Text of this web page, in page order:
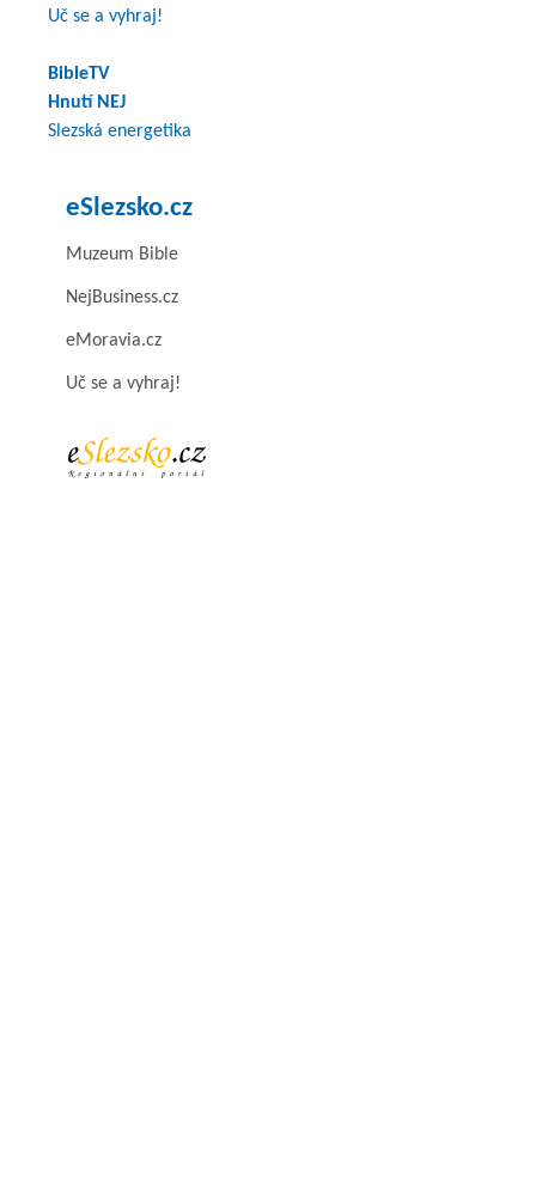
Uč se a vyhraj!
BibleTV
Hnutí NEJ
Slezská energetika
eSlezsko.cz
Muzeum Bible
NejBusiness.cz
eMoravia.cz
Uč se a vyhraj!